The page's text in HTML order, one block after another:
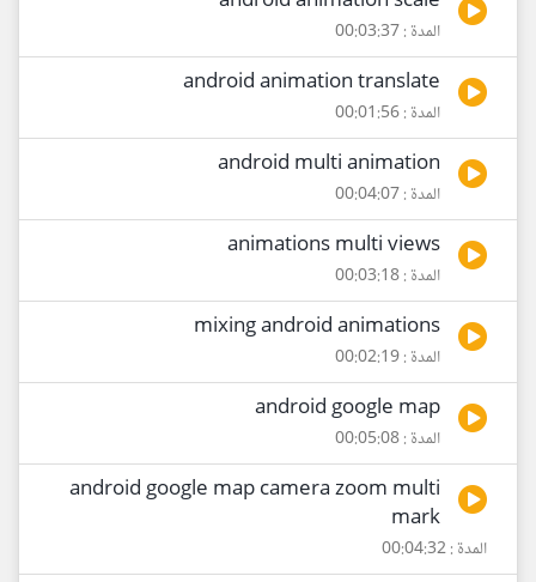
المدة : 00:03:37
android animation translate
المدة : 00:01:56
android multi animation
المدة : 00:04:07
animations multi views
المدة : 00:03:18
mixing android animations
المدة : 00:02:19
android google map
المدة : 00:05:08
android google map camera zoom multi
mark
المدة : 00:04:32